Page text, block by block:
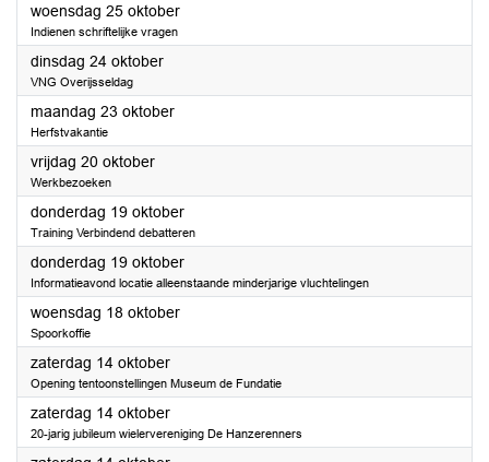
woensdag 25 oktober2023
Indienen schriftelijke vragen
dinsdag 24 oktober2023
VNG Overijsseldag
maandag 23 oktober2023
Herfstvakantie
vrijdag 20 oktober2023
Werkbezoeken
donderdag 19 oktober2023
Training Verbindend debatteren
donderdag 19 oktober2023
Informatieavond locatie alleenstaande minderjarige vluchtelingen
woensdag 18 oktober2023
Spoorkoffie
zaterdag 14 oktober2023
Opening tentoonstellingen Museum de Fundatie
zaterdag 14 oktober2023
20-jarig jubileum wielervereniging De Hanzerenners